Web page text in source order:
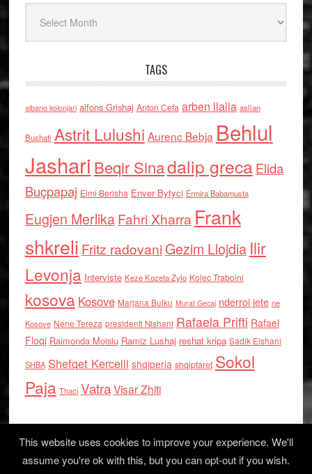
TAGS
albano kolonjari alfons Grishaj Anton Cefa arben llalla asllan
Bushati Astrit Lulushi Aurenc Bebja Behlul
Jashari Beqir Sinadalip grecaElida
Buçpapaj Elmi Berisha Enver Bytyci Ermira Babamusta
Eugjen MerlikaFahri Xharra Frank
shkreli Fritz radovaniGezim Llojdia Ilir
Levonja Interviste Keze Kozeta Zylo Kolec Traboini
kosova Kosove Marjana Bulku Murat Gecaj nderroi jete ne
Kosove Nene Tereza presidenti Nishani Rafaela Prifti Rafael
Floqi Raimonda Moisiu Ramiz Lushaj reshat kripa Sadik Elshani
SHBA Shefqet Kercelli shqiperia shqiptaret Sokol
Paja Thaci VatraVisar Zhiti
This website uses cookies to improve your experience. We'll
assume you're ok with this, but you can opt-out if you wish.